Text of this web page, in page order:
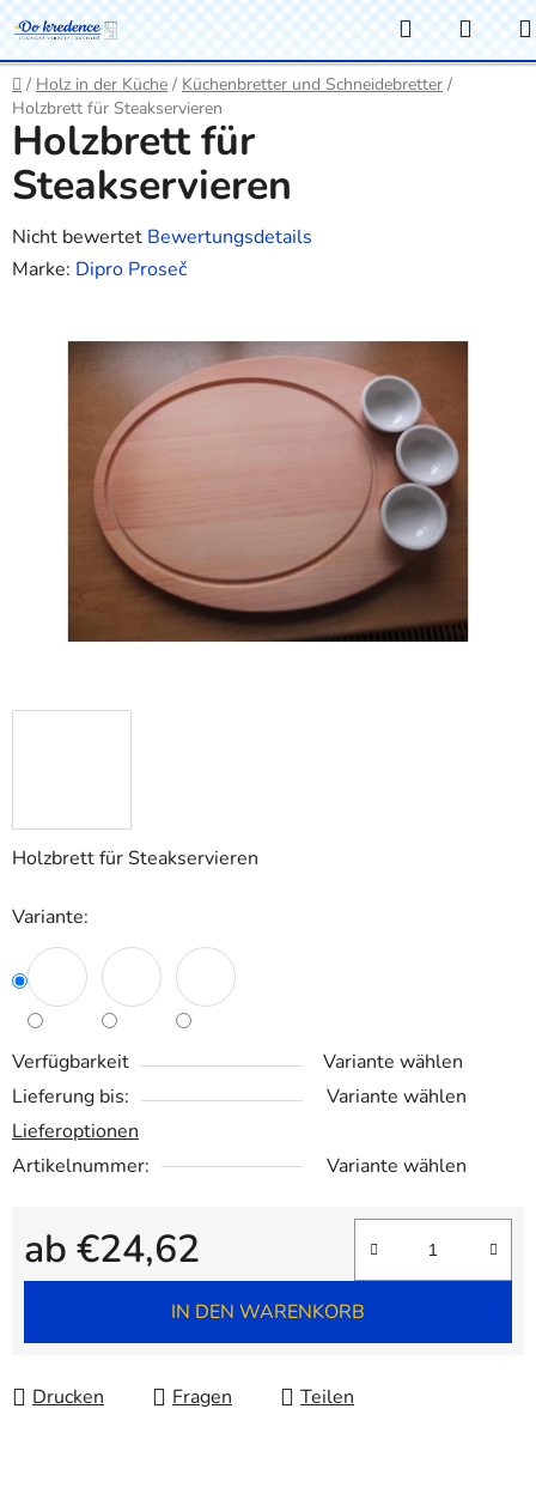
Zum
Inhalt
springen
Suchen
Startseite
/ Holz in der Küche / Küchenbretter und Schneidebretter /
Holzbrett für Steakservieren
Holzbrett für Steakservieren
Variante:
Verfügbarkeit
Variante wählen
Lieferung bis:
Variante wählen
Lieferoptionen
Artikelnummer:
Variante wählen
ab €24,62
Verkaufspreis:
IN DEN WARENKORB
Drucken Fragen Teilen
Holzbrett für
Steakservieren
Die
durchschnittliche
Nicht bewertet Bewertungsdetails
Marke: Dipro Proseč